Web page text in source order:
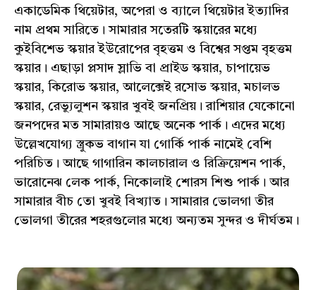
একাডেমিক থিয়েটার, অপেরা ও ব্যালে থিয়েটার ইত্যাদির
নাম প্রথম সারিতে। সামারার সতেরটি স্কয়ারের মধ্যে
কুইবিশেভ স্কয়ার ইউরোপের বৃহত্তম ও বিশ্বের সপ্তম বৃহত্তম
স্কয়ার। এছাড়া প্লসাদ স্লাভি বা প্রাইড স্কয়ার, চাপায়েভ
স্কয়ার, কিরোভ স্কয়ার, আলেক্সেই রসোভ স্কয়ার, মচালভ
স্কয়ার, রেভ্যুলুশন স্কয়ার খুবই জনপ্রিয়। রাশিয়ার যেকোনো
জনপদের মত সামারায়ও আছে অনেক পার্ক। এদের মধ্যে
উল্লেখযোগ্য স্ত্রুকভ বাগান যা গোর্কি পার্ক নামেই বেশি
পরিচিত। আছে গাগারিন কালচারাল ও রিক্রিয়েশন পার্ক,
ভারোনেঝ লেক পার্ক, নিকোলাই শোরস শিশু পার্ক। আর
সামারার বীচ তো খুবই বিখ্যাত। সামারার ভোলগা তীর
ভোলগা তীরের শহরগুলোর মধ্যে অন্যতম সুন্দর ও দীর্ঘতম।